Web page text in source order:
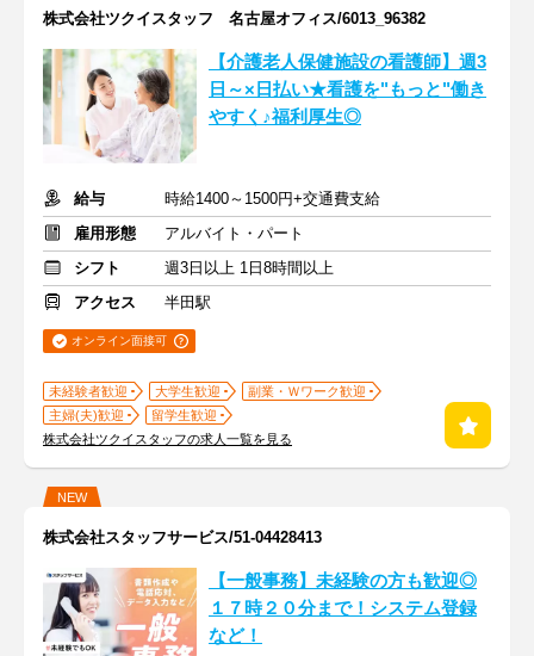
株式会社ツクイスタッフ 名古屋オフィス/6013_96382
【介護老人保健施設の看護師】週3
日～×日払い★看護を"もっと"働き
やすく♪福利厚生◎
給与
時給1400～1500円+交通費支給
雇用形態
アルバイト・パート
シフト
週3日以上 1日8時間以上
アクセス
半田駅
オンライン面接可
未経験者歓迎 大学生歓迎
副業・Ｗワーク歓迎
主婦(夫)歓迎
留学生歓迎
株式会社ツクイスタッフの求人一覧を見る
NEW
株式会社スタッフサービス/51-04428413
【一般事務】未経験の方も歓迎◎
１７時２０分まで！システム登録
など！